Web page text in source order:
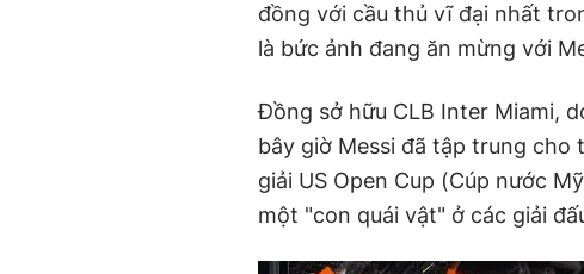
đồng với cầu thủ vĩ đại nhất
là bức ảnh đang ăn mừng với
Đồng sở hữu CLB Inter Miami,
bây giờ Messi đã tập trung cho
giải US Open Cup (Cúp nước
một "con quái vật" ở các giải